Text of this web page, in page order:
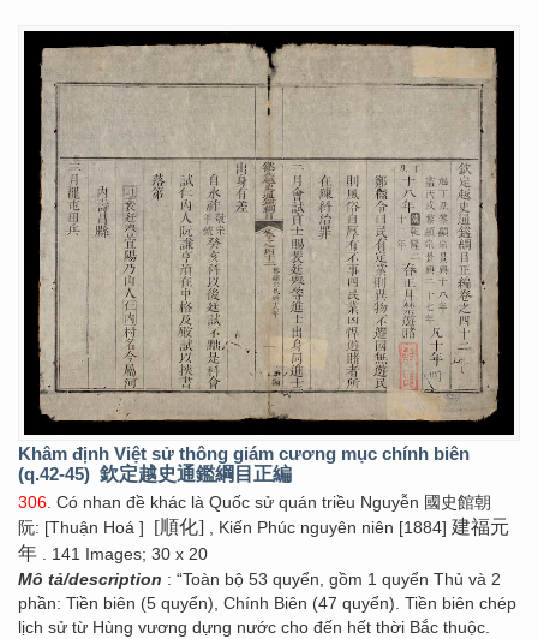
Khâm định Việt sử thông giám cương mục chính biên
(q.42-45) 欽定越史通鑑綱目正編
306 . Có nhan đề khác là Quốc sử quán triều Nguyễn 國史館朝
阮: [Thuận Hoá ]
[順化] , Kiến Phúc nguyên niên [1884] 建福元
年 . 141 Images; 30 x 20
Mô tả/description : “Toàn bộ 53 quyển, gồm 1 quyển Thủ và 2
phần: Tiền biên (5 quyển), Chính Biên (47 quyển). Tiền biên chép
lịch sử từ Hùng vương dựng nước cho đến hết thời Bắc thuộc.